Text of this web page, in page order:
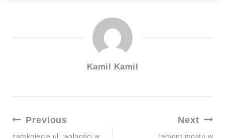
Kamil Kamil
Previous
zamknięcie ul. wolności w
Next
remont mostu w